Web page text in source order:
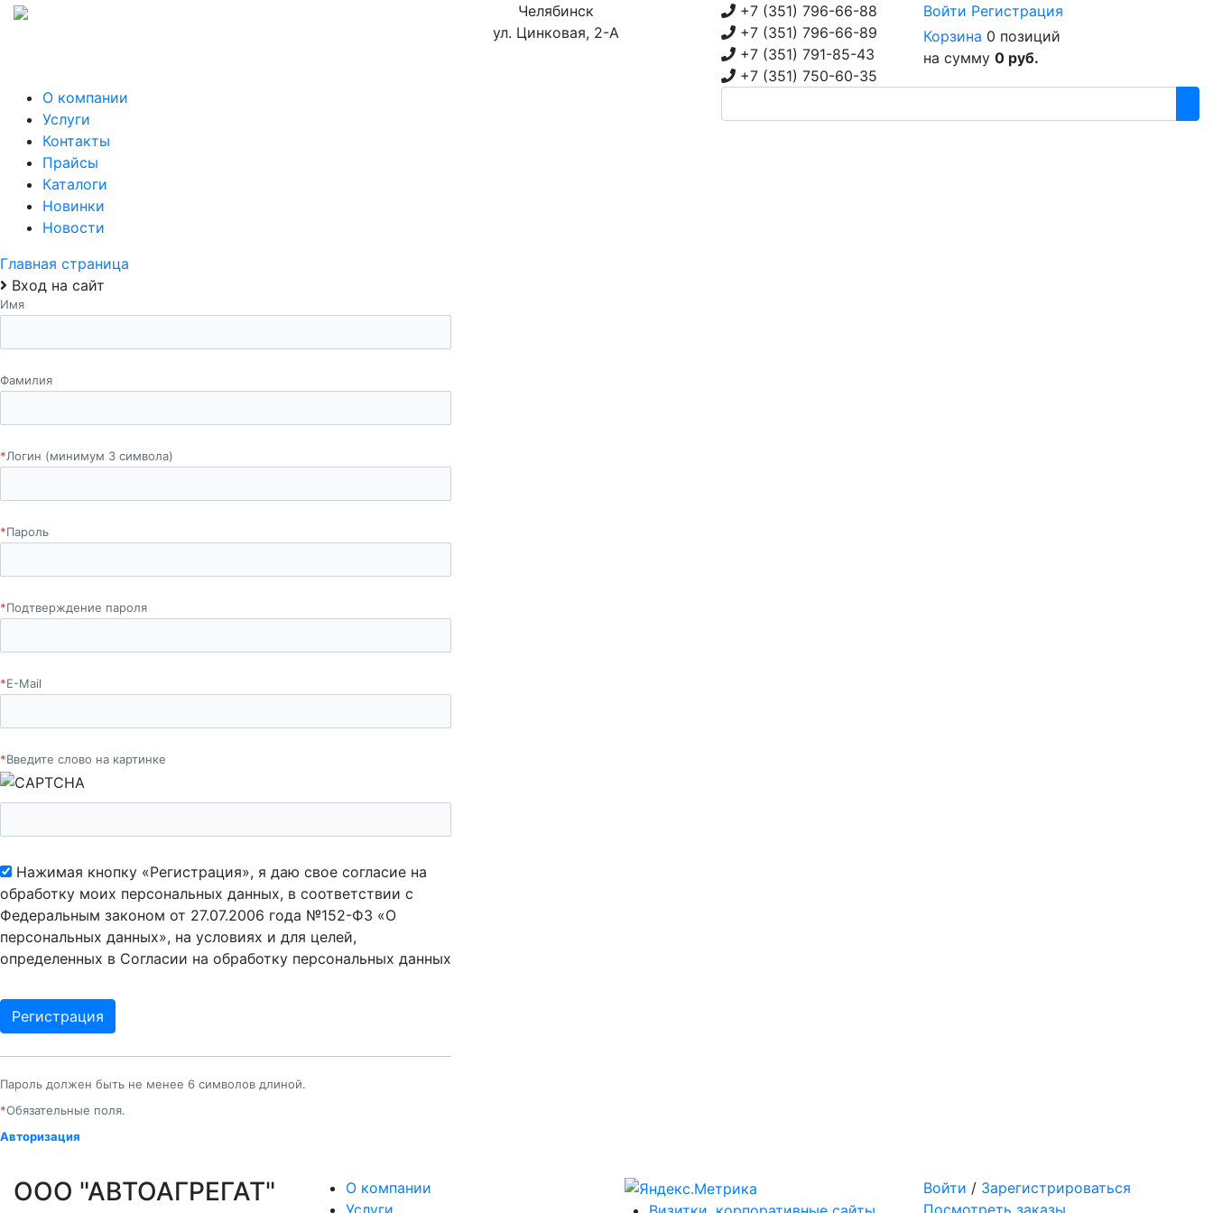
Челябинск
ул. Цинковая, 2-А
+7 (351) 796-66-88
+7 (351) 796-66-89
+7 (351) 791-85-43
+7 (351) 750-60-35
Войти Регистрация
Корзина 0 позиций
на сумму 0 руб.
О компании
Услуги
Контакты
Прайсы
Каталоги
Новинки
Новости
Главная страница
Вход на сайт
Имя
Фамилия
*Логин (минимум 3 символа)
*Пароль
*Подтверждение пароля
*E-Mail
*Введите слово на картинке
Нажимая кнопку «Регистрация», я даю свое согласие на
обработку моих персональных данных, в соответствии с
Федеральным законом от 27.07.2006 года №152-ФЗ «О
персональных данных», на условиях и для целей,
определенных в Согласии на обработку персональных данных
Пароль должен быть не менее 6 символов длиной.
*Обязательные поля.
Авторизация
ООО "АВТОАГРЕГАТ"
О компании
Услуги
Войти / Зарегистрироваться
Посмотреть заказы